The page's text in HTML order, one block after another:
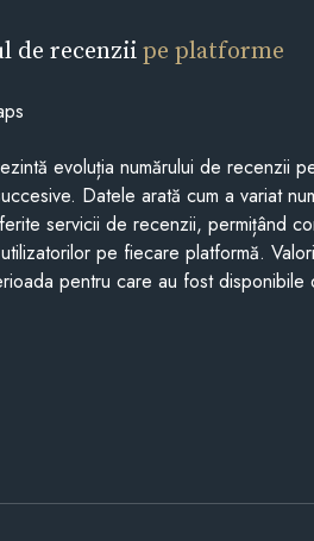
de recenziipe platforme
evoluția numărului de recenzii
Datele arată cum a variat
servicii de recenzii, permițând
pe fiecare platformă.
pentru care au fost disponibile